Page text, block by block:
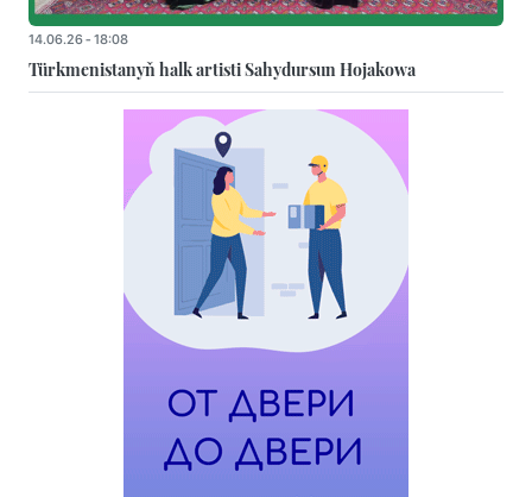
14.06.26 - 18:08
Türkmenistanyň halk artisti Sahydursun Hojakowa